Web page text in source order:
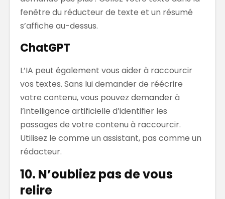
fenêtre du réducteur de texte et un résumé
s’affiche au-dessus.
ChatGPT
L’IA peut également vous aider à raccourcir
vos textes. Sans lui demander de réécrire
votre contenu, vous pouvez demander à
l’intelligence artificielle d’identifier les
passages de votre contenu à raccourcir.
Utilisez le comme un assistant, pas comme un
rédacteur.
10. N’oubliez pas de vous
relire